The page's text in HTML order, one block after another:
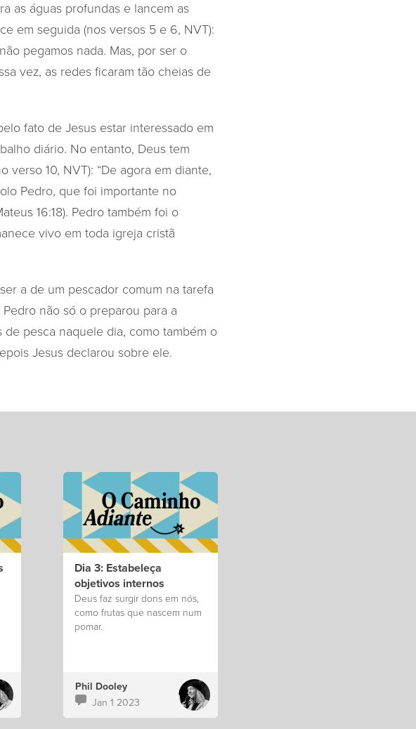
as águas profundas e lancem as
em seguida (nos versos 5 e 6, NVT):
pegamos nada. Mas, por ser o
vez, as redes ficaram tão cheias de
fato de Jesus estar interessado em
diário. No entanto, Deus tem
verso 10, NVT): “De agora em diante,
Pedro, que foi importante no
16:18). Pedro também foi o
vivo em toda igreja cristã
a de um pescador comum na tarefa
não só o preparou para a
pesca naquele dia, como também o
Jesus declarou sobre ele.
Dia 3: Estabeleça
objetivos internos
Deus faz surgir dons em nós,
como frutas que nascem num
pomar.
Phil Dooley
Jan 1 2023